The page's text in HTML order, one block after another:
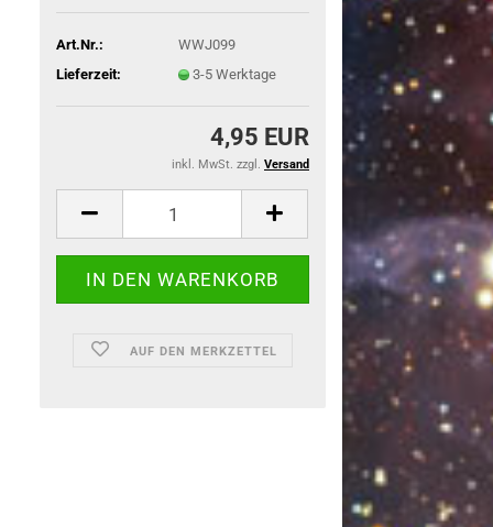
Art.Nr.:
WWJ099
Lieferzeit:
3-5 Werktage
4,95 EUR
inkl. MwSt. zzgl. Versand
AUF DEN MERKZETTEL